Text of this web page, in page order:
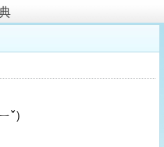
ˇ）